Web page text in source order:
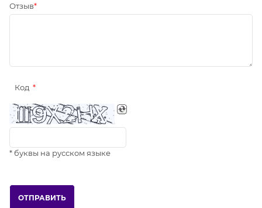
Отзыв
Код
* буквы на русском языке